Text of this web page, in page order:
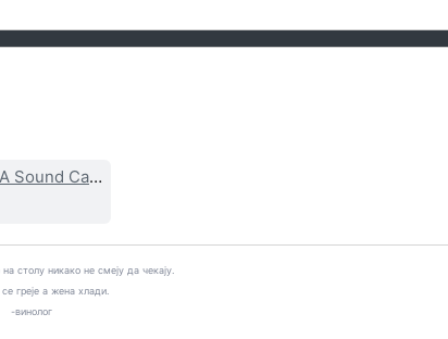
- Phoronix
столу никако не смеју да чекају.
греје а жена хлади.
-винолог